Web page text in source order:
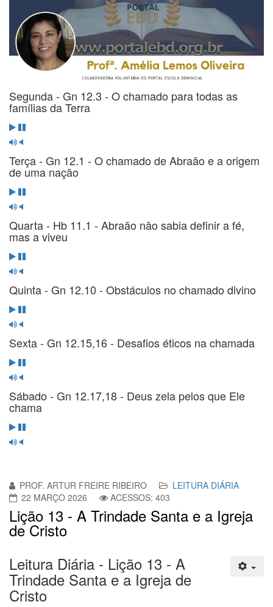
Segunda - Gn 12.3 - O chamado para todas as
famílias da Terra
Terça - Gn 12.1 - O chamado de Abraão e a origem
de uma nação
Quarta - Hb 11.1 - Abraão não sabia definir a fé,
mas a viveu
Quinta - Gn 12.10 - Obstáculos no chamado divino
Sexta - Gn 12.15,16 - Desafios éticos na chamada
Sábado - Gn 12.17,18 - Deus zela pelos que Ele
chama
PROF. ARTUR FREIRE RIBEIRO
LEITURA DIÁRIA
22 MARÇO 2026
ACESSOS: 403
Lição 13 - A Trindade Santa e a Igreja
de Cristo
Leitura Diária - Lição 13 - A
Trindade Santa e a Igreja de
Cristo